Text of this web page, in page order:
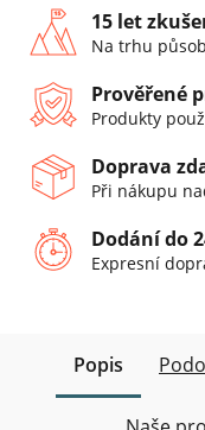
15 let
Na trhu
Prověřené
Produkty
Doprava
Při nákupu
Dodání do
Expresní
Popis